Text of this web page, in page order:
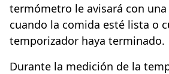
termómetro le avisará con
cuando la comida esté lista o
temporizador haya terminado.
Durante la medición de la